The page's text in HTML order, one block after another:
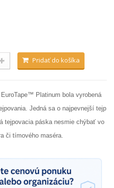
Pridať do košíka
Platinum bola vyrobená
Jedná sa o najpevnejší tejp
tejpovacia páska nesmie chýbať vo
či tímového maséra.